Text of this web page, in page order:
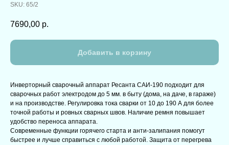
SKU: 65/2
7690,00 р.
Добавить в корзину
Инверторный сварочный аппарат Ресанта САИ-190 подходит для
сварочных работ электродом до 5 мм. в быту (дома, на даче, в гараже)
и на производстве. Регулировка тока сварки от 10 до 190 А для более
точной работы и ровных сварных швов. Наличие ремня повышает
удобство переноса аппарата.
Современные функции горячего старта и анти-залипания помогут
быстрее и лучше справиться с любой работой. Защита от перегрева